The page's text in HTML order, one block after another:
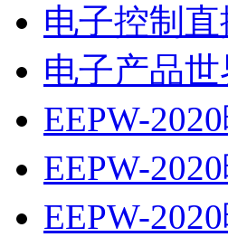
电子控制直
电子产品世
EEPW-
EEPW-
EEPW-